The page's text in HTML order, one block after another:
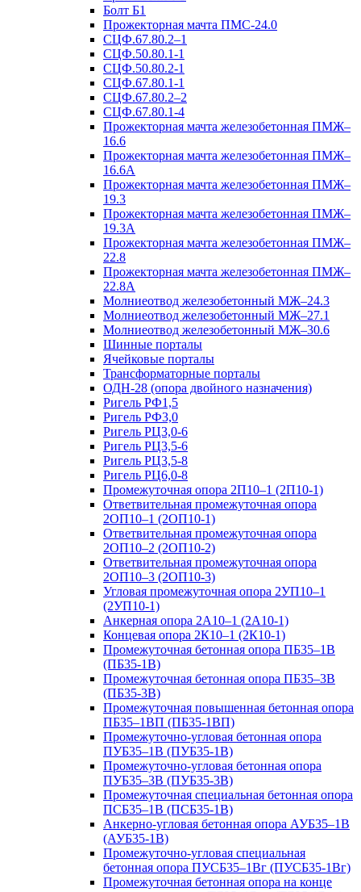
Болт Б1
Прожекторная мачта ПМС-24.0
СЦФ.67.80.2–1
СЦФ.50.80.1-1
СЦФ.50.80.2-1
СЦФ.67.80.1-1
СЦФ.67.80.2–2
СЦФ.67.80.1-4
Прожекторная мачта железобетонная ПМЖ–
16.6
Прожекторная мачта железобетонная ПМЖ–
16.6А
Прожекторная мачта железобетонная ПМЖ–
19.3
Прожекторная мачта железобетонная ПМЖ–
19.3А
Прожекторная мачта железобетонная ПМЖ–
22.8
Прожекторная мачта железобетонная ПМЖ–
22.8А
Молниеотвод железобетонный МЖ–24.3
Молниеотвод железобетонный МЖ–27.1
Молниеотвод железобетонный МЖ–30.6
Шинные порталы
Ячейковые порталы
Трансформаторные порталы
ОДН-28 (опора двойного назначения)
Ригель РФ1,5
Ригель РФ3,0
Ригель РЦ3,0-6
Ригель РЦ3,5-6
Ригель РЦ3,5-8
Ригель РЦ6,0-8
Промежуточная опора 2П10–1 (2П10-1)
Ответвительная промежуточная опора
2ОП10–1 (2ОП10-1)
Ответвительная промежуточная опора
2ОП10–2 (2ОП10-2)
Ответвительная промежуточная опора
2ОП10–3 (2ОП10-3)
Угловая промежуточная опора 2УП10–1
(2УП10-1)
Анкерная опора 2А10–1 (2А10-1)
Концевая опора 2К10–1 (2К10-1)
Промежуточная бетонная опора ПБ35–1В
(ПБ35-1В)
Промежуточная бетонная опора ПБ35–3В
(ПБ35-3В)
Промежуточная повышенная бетонная опора
ПБ35–1ВП (ПБ35-1ВП)
Промежуточно-угловая бетонная опора
ПУБ35–1В (ПУБ35-1В)
Промежуточно-угловая бетонная опора
ПУБ35–3В (ПУБ35-3В)
Промежуточная специальная бетонная опора
ПСБ35–1В (ПСБ35-1В)
Анкерно-угловая бетонная опора АУБ35–1В
(АУБ35-1В)
Промежуточно-угловая специальная
бетонная опора ПУСБ35–1Вг (ПУСБ35-1Вг)
Промежуточная бетонная опора на конце